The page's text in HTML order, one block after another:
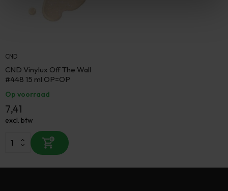
CND
CND Vinylux Off The Wall
#448 15 ml OP=OP
Op voorraad
7,41
excl. btw